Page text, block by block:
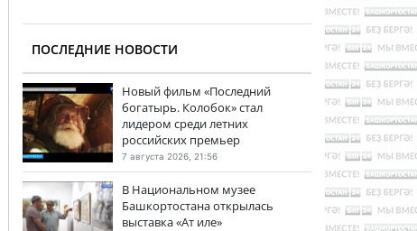
ПОСЛЕДНИЕ НОВОСТИ
Новый фильм «Последний
богатырь. Колобок» стал
лидером среди летних
российских премьер
7 августа 2026, 21:56
В Национальном музее
Башкортостана открылась
выставка «Ат иле»